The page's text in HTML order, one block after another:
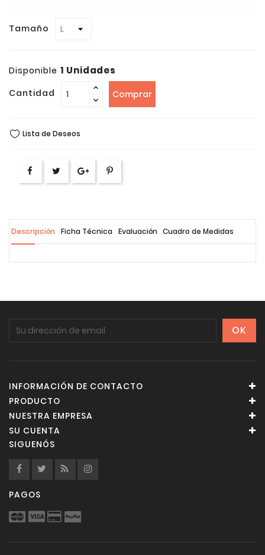
Tamaño
Disponible 1 Unidades
Cantidad Comprar
Lista de Deseos
Descripción Ficha Técnica Evaluación Cuadro de Medidas
INFORMACIÓN DE CONTACTO
PRODUCTO
NUESTRA EMPRESA
SU CUENTA
SIGUENÓS
PAGOS